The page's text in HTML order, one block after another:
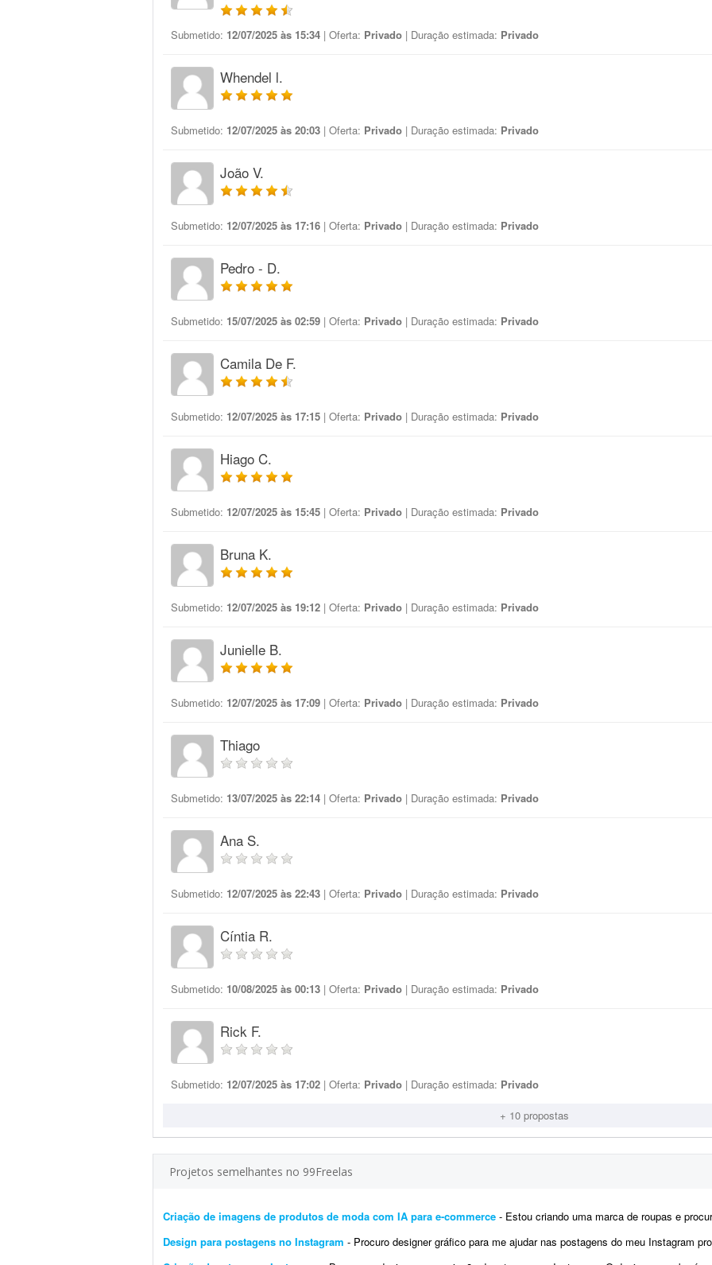
Submetido: 12/07/2025 às 15:34 | Oferta: Privado | Duração estimada: Privado
Whendel l.
Submetido: 12/07/2025 às 20:03 | Oferta: Privado | Duração estimada: Privado
João V.
Submetido: 12/07/2025 às 17:16 | Oferta: Privado | Duração estimada: Privado
Pedro - D.
Submetido: 15/07/2025 às 02:59 | Oferta: Privado | Duração estimada: Privado
Camila De F.
Submetido: 12/07/2025 às 17:15 | Oferta: Privado | Duração estimada: Privado
Hiago C.
Submetido: 12/07/2025 às 15:45 | Oferta: Privado | Duração estimada: Privado
Bruna K.
Submetido: 12/07/2025 às 19:12 | Oferta: Privado | Duração estimada: Privado
Junielle B.
Submetido: 12/07/2025 às 17:09 | Oferta: Privado | Duração estimada: Privado
Thiago
Submetido: 13/07/2025 às 22:14 | Oferta: Privado | Duração estimada: Privado
Ana S.
Submetido: 12/07/2025 às 22:43 | Oferta: Privado | Duração estimada: Privado
Cíntia R.
Submetido: 10/08/2025 às 00:13 | Oferta: Privado | Duração estimada: Privado
Rick F.
Submetido: 12/07/2025 às 17:02 | Oferta: Privado | Duração estimada: Privado
+ 10 propostas
Projetos semelhantes no 99Freelas
Criação de imagens de produtos de moda com IA para e-commerce - Estou criando uma marca de roupas e procuro um profissional para me ajudar na preparação
Design para postagens no Instagram - Procuro designer gráfico para me ajudar nas postagens do meu Instagram profissional. Algumas já foram feitas por mim, mas